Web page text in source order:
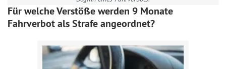
Für welche Verstöße werden 9 Monate
Fahrverbot als Strafe angeordnet?